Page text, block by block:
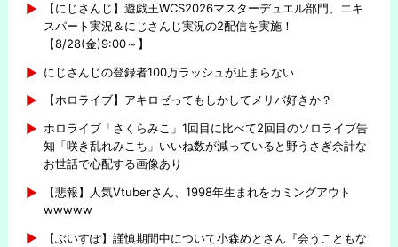
【にじさんじ】遊戯王WCS2026マスターデュエル部門、エキ
スパート実況＆にじさんじ実況の2配信を実施！
【8/28(金)9:00～】
にじさんじの登録者100万ラッシュが止まらない
【ホロライブ】アキロゼってもしかしてメリバ好きか？
ホロライブ「さくらみこ」1回目に比べて2回目のソロライブ告
知「咲き乱れみこち」いいね数が減っていると野うさぎ余計な
お世話で心配する画像あり
【悲報】人気Vtuberさん、1998年生まれをカミングアウト
wwwww
【ぶいすぽ】謹慎期間中について小森めとさん『会うこともな